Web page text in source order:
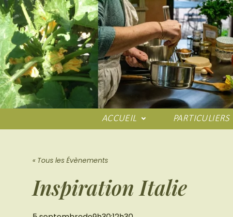
ACCUEIL PARTICULIERS
« Tous les Évènements
Inspiration Italie